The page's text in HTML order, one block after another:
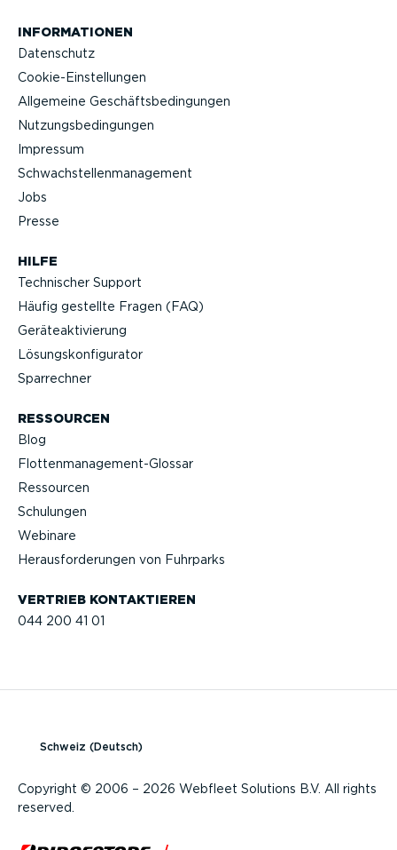
VERTRIEB KONTAK­TIEREN
044 200 41 01
HILFE
Technischer Support
Häufig gestellte Fragen (FAQ)
Geräteak­ti­vierung
Lösungs­kon­fi­gu­rator
Sparrechner
RESSOURCEN
Blog
Flotten­management-Glossar
Ressourcen
Schulungen
Webinare
Heraus­for­de­rungen von Fuhrparks
INFOR­MA­TIONEN
Datenschutz
Cookie-Ein­stel­lungen
Allgemeine Geschäfts­be­din­gungen
Nutzungs­be­din­gungen
Impressum
Schwach­stel­len­ma­nagement
Jobs
Presse
Copyright © 2006 – 2026 Webfleet Solutions B.V. All rights
reserved.
Schweiz (Deutsch)